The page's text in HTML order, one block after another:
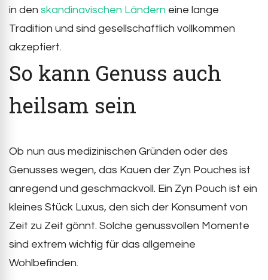
in den skandinavischen Ländern eine lange
Tradition und sind gesellschaftlich vollkommen
akzeptiert.
So kann Genuss auch
heilsam sein
Ob nun aus medizinischen Gründen oder des
Genusses wegen, das Kauen der Zyn Pouches ist
anregend und geschmackvoll. Ein Zyn Pouch ist ein
kleines Stück Luxus, den sich der Konsument von
Zeit zu Zeit gönnt. Solche genussvollen Momente
sind extrem wichtig für das allgemeine
Wohlbefinden.